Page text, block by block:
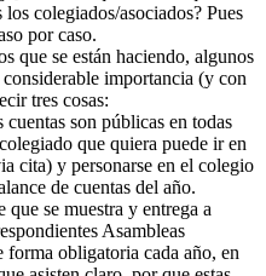
los colegiados/asociados? Pues
por caso.
que se están haciendo, algunos
importancia (y con
tres cosas:
son públicas en todas
que quiera puede ir en
cita) y personarse en el colegio
de cuentas del año.
que se muestra y entrega a
Asambleas
forma obligatoria cada año, en